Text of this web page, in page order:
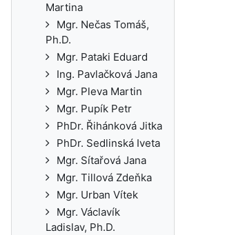
Martina
Mgr. Nečas Tomáš,
Ph.D.
Mgr. Pataki Eduard
Ing. Pavlačková Jana
Mgr. Pleva Martin
Mgr. Pupík Petr
PhDr. Řihánková Jitka
PhDr. Sedlinská Iveta
Mgr. Sítařová Jana
Mgr. Tillová Zdeňka
Mgr. Urban Vítek
Mgr. Václavík
Ladislav, Ph.D.